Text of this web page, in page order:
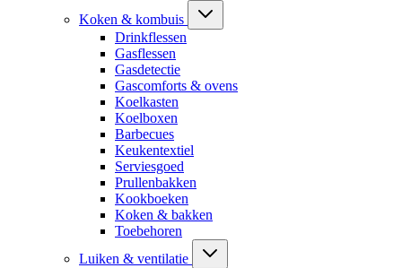
Koken & kombuis
Drinkflessen
Gasflessen
Gasdetectie
Gascomforts & ovens
Koelkasten
Koelboxen
Barbecues
Keukentextiel
Serviesgoed
Prullenbakken
Kookboeken
Koken & bakken
Toebehoren
Luiken & ventilatie